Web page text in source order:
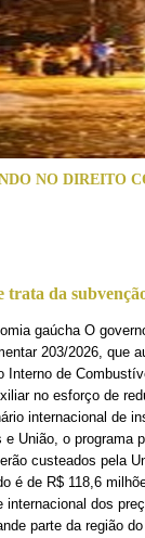
NO DIREITO
da
gaúcha O
203/2026, que
Interno de
no esforço de
internacional de
União, o programa
custeados pela
é de R$ 118,6
dos
parte da região